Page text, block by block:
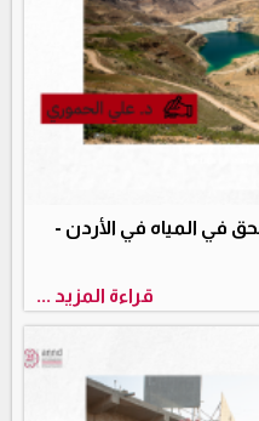
في المياه في الأردن -
قراءة المزيد ...